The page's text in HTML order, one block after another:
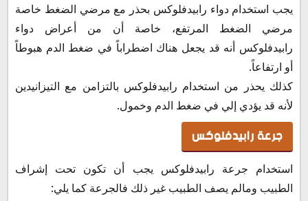
يجب استخدام دواء رابيدفلوكس بحذر مع مرضي الضغط خاصة
مرضي الضغط المرتفع، خاصة أن من أعراض دواء
رابيدفلوكس أنه قد يجعل هناك اضطراباً في ضغط الدم هبوطاً
أو ارتفاعاً.
كذلك يحذر من استخدام رابيدفلوكس بالتزامن مع التيزانيدين
لأنه قد يؤدي إلي في ضغط الدم وخمول.
جرعة رابيدفلوكس
استخدام جرعة رابيدفلوكس يجب أن تكون تحت إشراف
الطبيب ومالم يصف الطبيب غير ذلك فالجرعة كما يلي: